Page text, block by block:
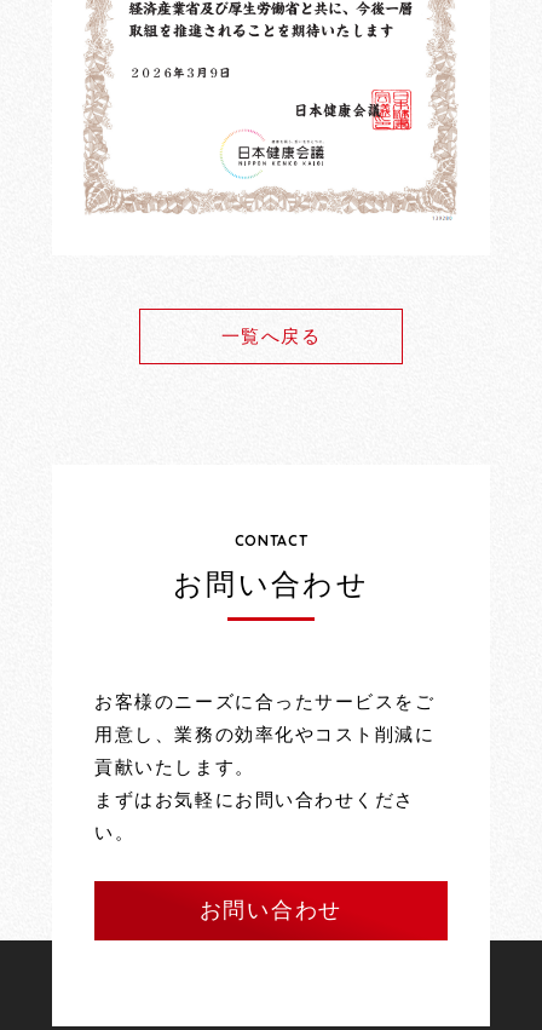
一覧へ戻る
CONTACT
お問い合わせ
お客様のニーズに合ったサービスをご
用意し、業務の効率化やコスト削減に
貢献いたします。
まずはお気軽にお問い合わせくださ
い。
お問い合わせ